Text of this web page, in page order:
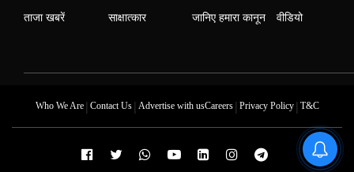
ताजा खबरें साक्षात्कार जानिए हमारा कानून वीडियो
Who We Are| Contact Us| Advertise with usCareers| Privacy Policy| T&C